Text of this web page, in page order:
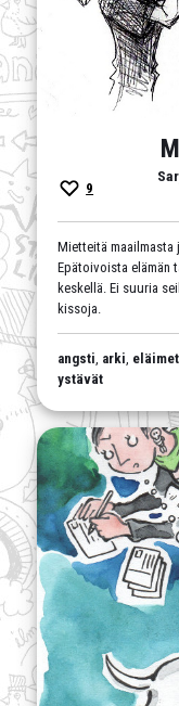
9
Mietteitä maailmasta
Epätoivoista elämän
keskellä. Ei suuria
kissoja.
angsti, arki, eläimet
ystävät